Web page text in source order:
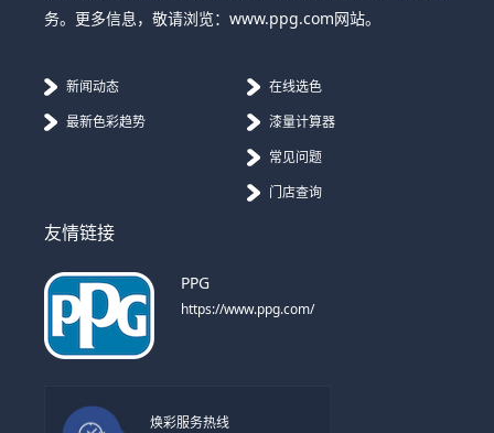
务。更多信息，敬请浏览：www.ppg.com网站。
新闻动态
最新色彩趋势
在线选色
漆量计算器
常见问题
门店查询
友情链接
PPG
https://www.ppg.com/
焕彩服务热线